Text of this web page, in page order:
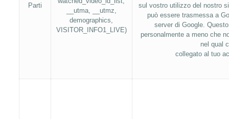
Parti
__utma, __utmz,
demographics,
VISITOR_INFO1_LIVE)
sul vostro utilizzo del nostro
può essere trasmessa a
server di Google.
personalmente a meno che
nel qual
collegato al tuo